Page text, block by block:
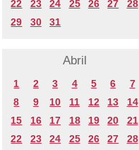
22
23 24 25 26 27
28
29
30 31
Abril
1 2 3 4 5 6
7
8
9 10 11 12 13
14
15
16 17 18 19 20
21
22
23 24 25 26 27
28